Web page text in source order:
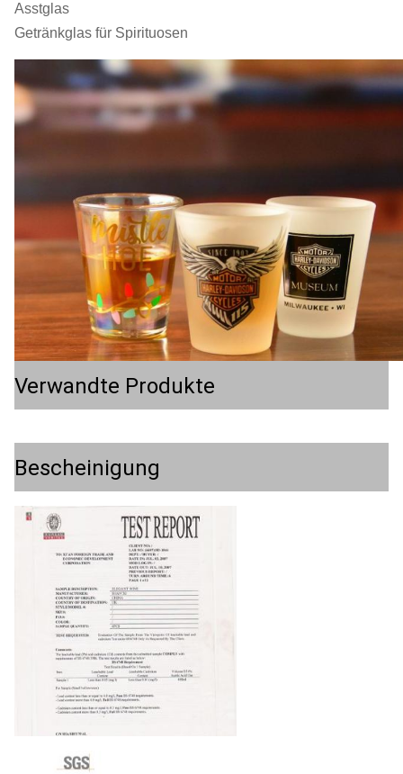
Asstglas
Getränkglas für Spirituosen
Verwandte Produkte
Bescheinigung